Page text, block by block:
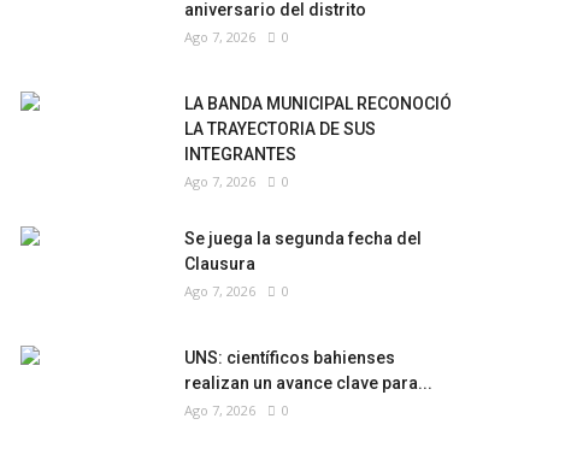
aniversario del distrito
Ago 7, 2026 0
LA BANDA MUNICIPAL RECONOCIÓ
LA TRAYECTORIA DE SUS
INTEGRANTES
Ago 7, 2026 0
Se juega la segunda fecha del
Clausura
Ago 7, 2026 0
UNS: científicos bahienses
realizan un avance clave para...
Ago 7, 2026 0